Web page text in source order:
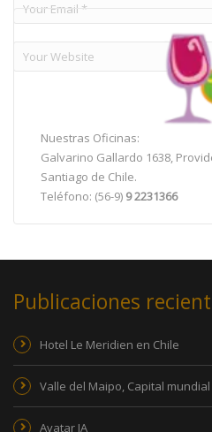
Nuestras Oficinas:
Galvarino Gallardo 1638,
Santiago de Chile.
Teléfono: (56-9) 9 2231366
Publicaciones
Hotel Le Meridien en Chile
Valle del Maipo, Capital
Avatar IA